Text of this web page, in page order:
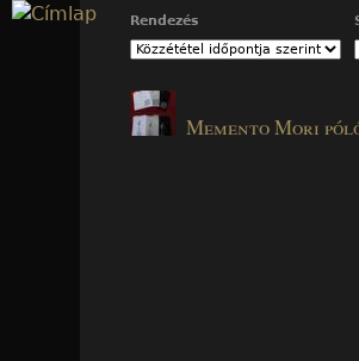
Jump to
Rendezés
Memento Mori